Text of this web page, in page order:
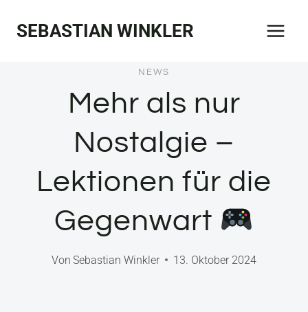
InhaltSEBASTIAN WINKLER
NEWS
Mehr als nur
Nostalgie –
Lektionen für die
Gegenwart
Von Sebastian Winkler 13. Oktober 2024